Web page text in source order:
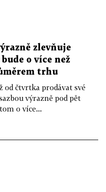
zlevňuje
o více než
trhu
od čtvrtka prodávat své
výrazně pod pět
o více...